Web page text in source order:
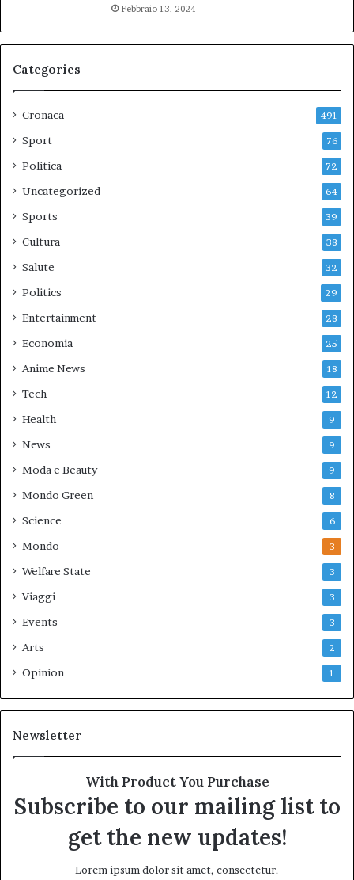
Febbraio 13, 2024
Categories
Cronaca 491
Sport 76
Politica 72
Uncategorized 64
Sports 39
Cultura 38
Salute 32
Politics 29
Entertainment 28
Economia 25
Anime News 18
Tech 12
Health 9
News 9
Moda e Beauty 9
Mondo Green 8
Science 6
Mondo 3
Welfare State 3
Viaggi 3
Events 3
Arts 2
Opinion 1
Newsletter
With Product You Purchase
Subscribe to our mailing list to
get the new updates!
Lorem ipsum dolor sit amet, consectetur.